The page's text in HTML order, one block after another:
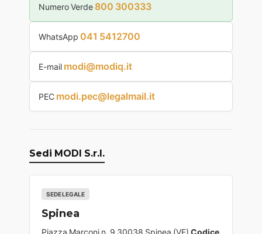
Numero Verde 800 300333
WhatsApp 041 5412700
E-mail modi@modiq.it
PEC modi.pec@legalmail.it
Sedi MODI S.r.l.
SEDE LEGALE
Spinea